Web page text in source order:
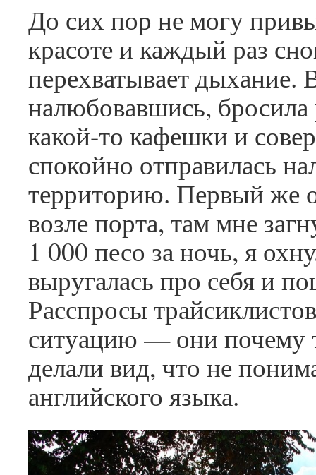
До сих пор не могу
красоте и каждый раз
перехватывает дыхание.
налюбовавшись, бросила
какой-то кафешки и
спокойно отправилась
территорию. Первый же
возле порта, там мне
1 000 песо за ночь, я
выругалась про себя и
Расспросы
ситуацию — они почему
делали вид, что не
английского языка.